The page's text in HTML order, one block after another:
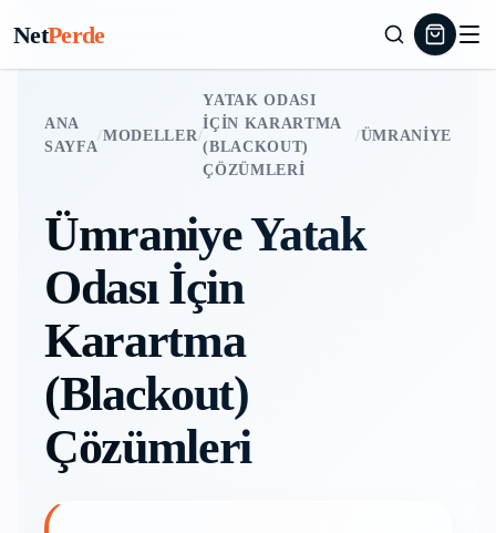
NetPerde
ANA
SAYFA
/MODELLER/
YATAK ODASI
İÇIN KARARTMA
(BLACKOUT)
ÇÖZÜMLERI
/ÜMRANIYE
ÜmraniyeYatak
Odası İçin
Karartma
(Blackout)
Çözümleri